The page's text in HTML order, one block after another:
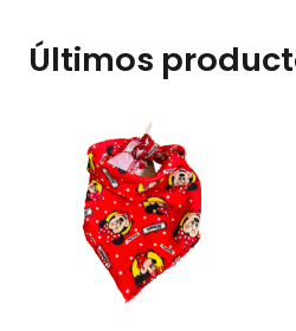
Últimos